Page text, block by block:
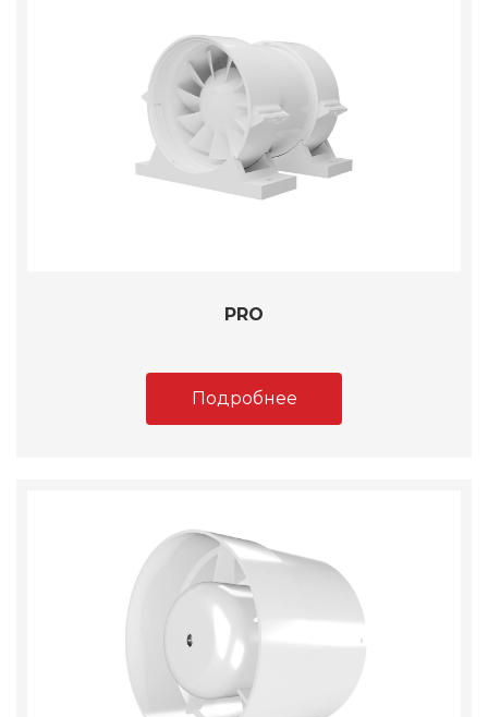
PRO
Подробнее